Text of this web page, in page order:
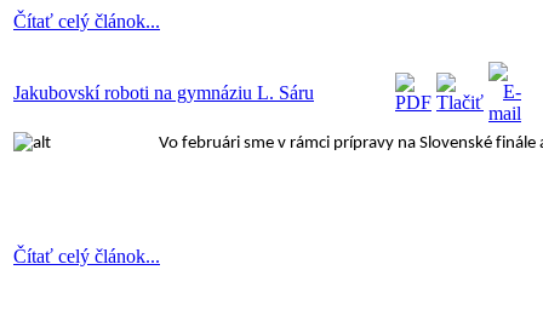
Čítať celý článok...
Jakubovskí roboti na gymnáziu L. Sáru
Vo februári sme v rámci prípravy na Slovenské finále
Čítať celý článok...